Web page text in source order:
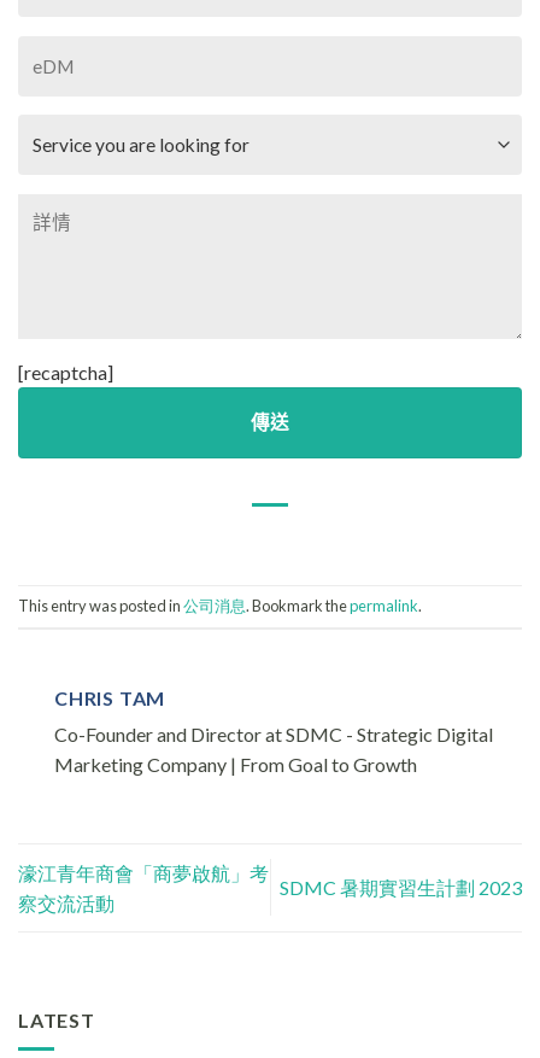
[recaptcha]
This entry was posted in公司消息. Bookmark thepermalink.
CHRIS TAM
Co-Founder and Director at SDMC - Strategic Digital
Marketing Company | From Goal to Growth
濠江青年商會「商夢啟航」考
察交流活動
SDMC 暑期實習生計劃 2023
LATEST